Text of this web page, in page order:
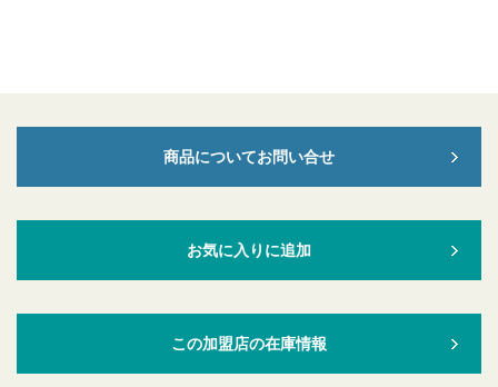
商品についてお問い合せ
お気に入りに追加
この加盟店の在庫情報